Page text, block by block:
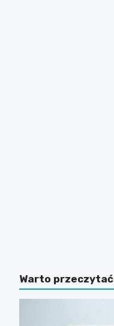
Warto przeczytać